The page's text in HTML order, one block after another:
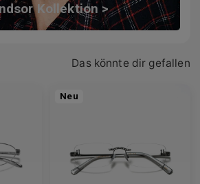
Kollektion >
Das könnte dir gefallen
Neu